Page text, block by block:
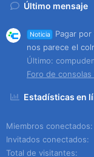
Último mensaje
Noticia
Pagar
nos parece el
Último:
Foro de
Estadísticas en
Miembros conectados
Invitados conectados
Total de visitantes